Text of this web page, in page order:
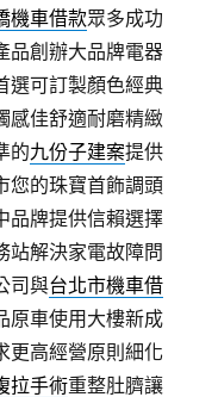
機車借款眾多成功
品創辦大品牌電器
選可訂製顏色經典
感佳舒適耐磨精緻
的九份子建案提供
您的珠寶首飾調頭
品牌提供信賴選擇
站解決家電故障問
司與台北市機車借
原車使用大樓新成
更高經營原則細化
拉手術重整肚臍讓